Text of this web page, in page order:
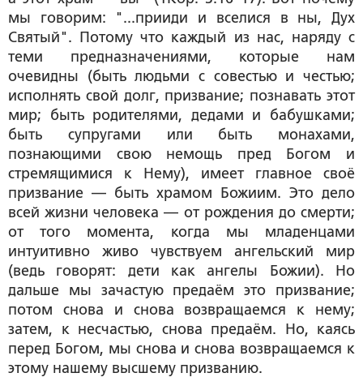
мы говорим: "...прииди и вселися в ны, Дух
Святый". Потому что каждый из нас, наряду с
теми предназначениями, которые нам
очевидны (быть людьми с совестью и честью;
исполнять свой долг, призвание; познавать этот
мир; быть родителями, дедами и бабушками;
быть супругами или быть монахами,
познающими свою немощь пред Богом и
стремящимися к Нему), имеет главное своё
призвание — быть храмом Божиим. Это дело
всей жизни человека — от рождения до смерти;
от того момента, когда мы младенцами
интуитивно живо чувствуем ангельский мир
(ведь говорят: дети как ангелы Божии). Но
дальше мы зачастую предаём это призвание;
потом снова и снова возвращаемся к нему;
затем, к несчастью, снова предаём. Но, каясь
перед Богом, мы снова и снова возвращаемся к
этому нашему высшему призванию.